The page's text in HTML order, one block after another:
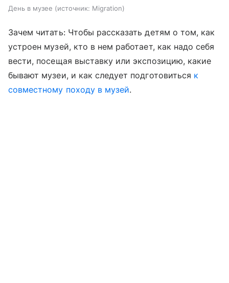
День в музее источник: Migration
Зачем читать: Чтобы рассказать детям о том, как
устроен музей, кто в нем работает, как надо себя
вести, посещая выставку или экспозицию, какие
бывают музеи, и как следует подготовиться к
совместному походу в музей.